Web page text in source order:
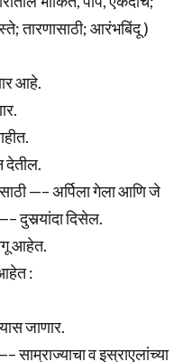
तारणासाठी; आरंभबिंदू )
आहे.
देतील.
—– अर्पिला गेला आणि जे
दुसर्‍यांदा दिसेल.
आहेत.
:
जाणार.
व इस्राएलांच्या